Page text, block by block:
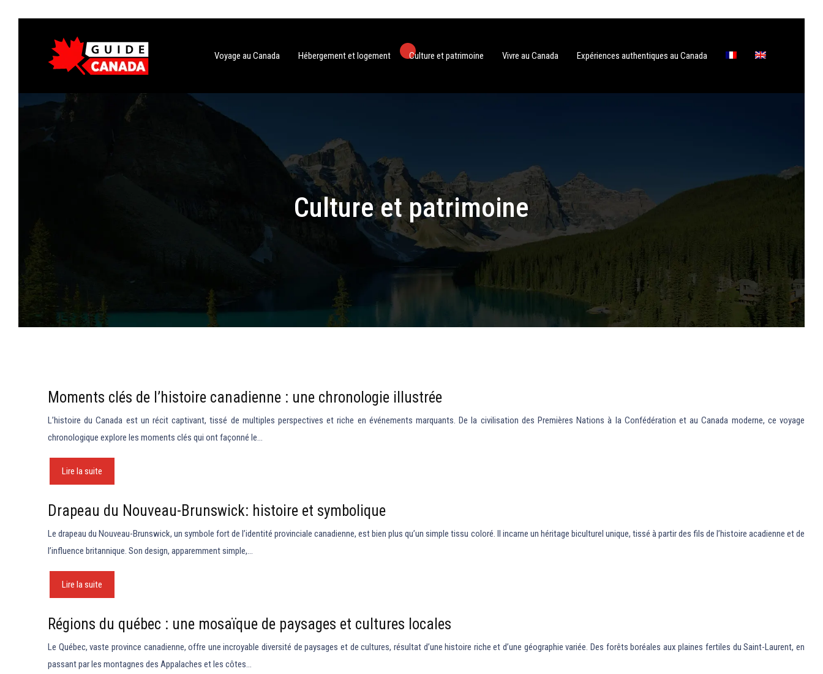
Voyage au Canada Hébergement et logement Culture et patrimoine Vivre au Canada Expériences authentiques au Canada
Culture et patrimoine
Moments clés de l’histoire canadienne : une chronologie illustrée
L’histoire du Canada est un récit captivant, tissé de multiples perspectives et riche en événements marquants. De la civilisation des Premières Nations à la Confédération et au Canada moderne, ce voyage
chronologique explore les moments clés qui ont façonné le…
Lire la suite
Drapeau du Nouveau-Brunswick: histoire et symbolique
Le drapeau du Nouveau-Brunswick, un symbole fort de l’identité provinciale canadienne, est bien plus qu’un simple tissu coloré. Il incarne un héritage biculturel unique, tissé à partir des fils de l’histoire acadienne et de
l’influence britannique. Son design, apparemment simple,…
Lire la suite
Régions du québec : une mosaïque de paysages et cultures locales
Le Québec, vaste province canadienne, offre une incroyable diversité de paysages et de cultures, résultat d’une histoire riche et d’une géographie variée. Des forêts boréales aux plaines fertiles du Saint-Laurent, en
passant par les montagnes des Appalaches et les côtes…